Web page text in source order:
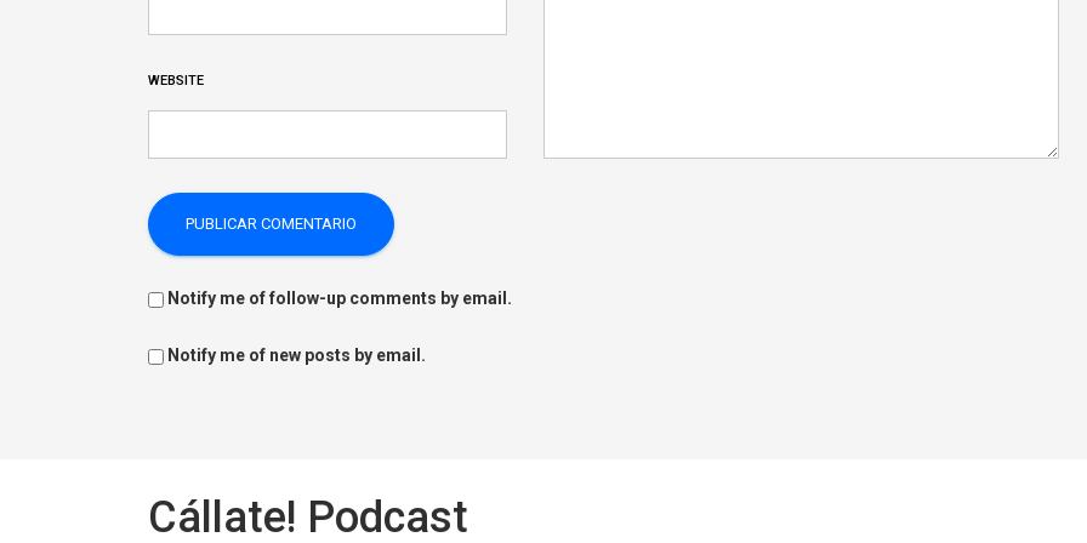
WEBSITE
Notify me of follow-up comments by email.
Notify me of new posts by email.
Cállate! Podcast